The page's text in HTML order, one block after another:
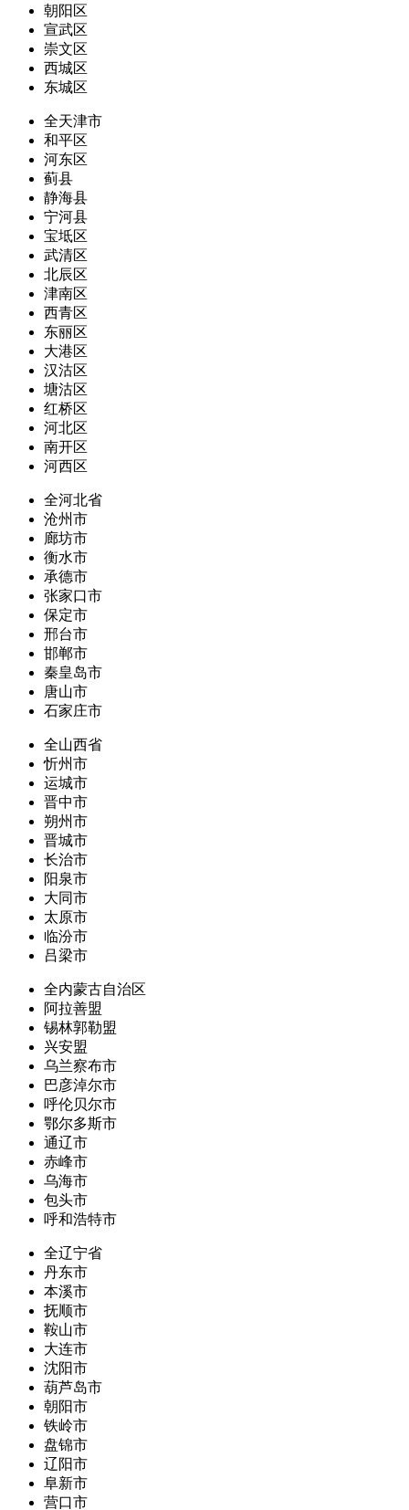
朝阳区
宣武区
崇文区
西城区
东城区
全天津市
和平区
河东区
蓟县
静海县
宁河县
宝坻区
武清区
北辰区
津南区
西青区
东丽区
大港区
汉沽区
塘沽区
红桥区
河北区
南开区
河西区
全河北省
沧州市
廊坊市
衡水市
承德市
张家口市
保定市
邢台市
邯郸市
秦皇岛市
唐山市
石家庄市
全山西省
忻州市
运城市
晋中市
朔州市
晋城市
长治市
阳泉市
大同市
太原市
临汾市
吕梁市
全内蒙古自治区
阿拉善盟
锡林郭勒盟
兴安盟
乌兰察布市
巴彦淖尔市
呼伦贝尔市
鄂尔多斯市
通辽市
赤峰市
乌海市
包头市
呼和浩特市
全辽宁省
丹东市
本溪市
抚顺市
鞍山市
大连市
沈阳市
葫芦岛市
朝阳市
铁岭市
盘锦市
辽阳市
阜新市
营口市